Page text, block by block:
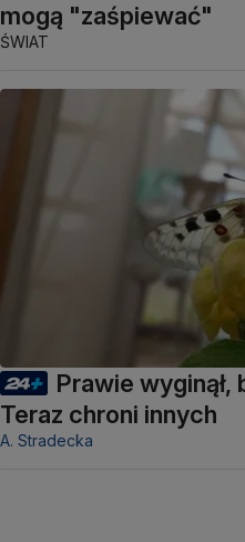
mogą "zaśpiewać"
ŚWIAT
Prawie wyginął,
Teraz chroni innych
A. Stradecka